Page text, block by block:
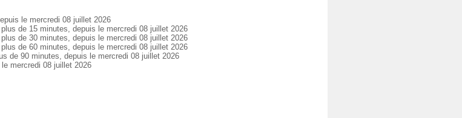
le mercredi 08 juillet 2026
de 15 minutes, depuis le mercredi 08 juillet 2026
de 30 minutes, depuis le mercredi 08 juillet 2026
de 60 minutes, depuis le mercredi 08 juillet 2026
de 90 minutes, depuis le mercredi 08 juillet 2026
mercredi 08 juillet 2026